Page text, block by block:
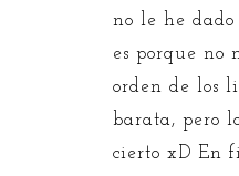
no le he
es porque no
orden de los
barata, pero
cierto xD En